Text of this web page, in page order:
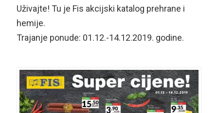
Uživajte! Tu je Fis akcijski katalog prehrane i
hemije.
Trajanje ponude: 01.12.-14.12.2019. godine.